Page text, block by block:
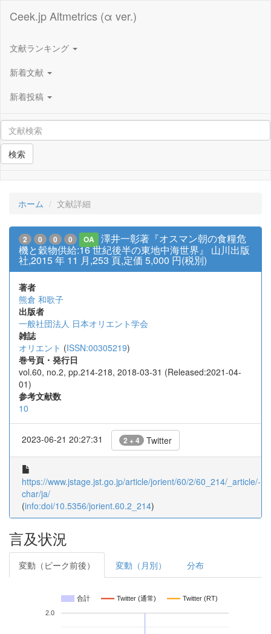
Ceek.jp Altmetrics (α ver.)
文献ランキング
新着文献
新着投稿
検索
ホーム 文献詳細
2 0 0 0 OA
澤井一彰著『オスマン朝の食糧危
機と穀物供給:16 世紀後半の東地中海世界』 山川出版
社,2015 年 11 月,253 頁,定価 5,000 円(税別)
著者
熊倉 和歌子
出版者
一般社団法人 日本オリエント学会
雑誌
オリエント (ISSN:00305219)
巻号頁・発行日
vol.60, no.2, pp.214-218, 2018-03-31 (Released:2021-04-
01)
参考文献数
10
2023-06-21 20:27:31 2 + 4 Twitter
https://www.jstage.jst.go.jp/article/jorient/60/2/60_214/_article/-
char/ja/
(info:doi/10.5356/jorient.60.2_214)
言及状況
変動（ピーク前後） 変動（月別） 分布
合計 Twitter (通常) Twitter (RT)
2.0